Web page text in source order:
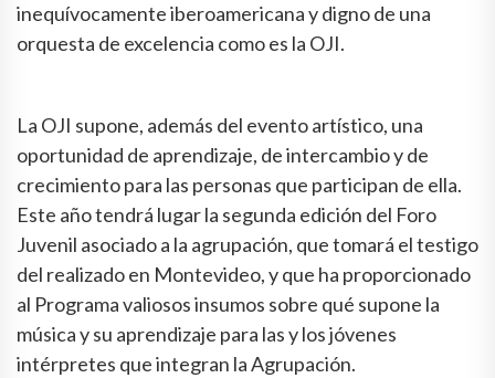
inequívocamente iberoamericana y digno de una
orquesta de excelencia como es la OJI.
La OJI supone, además del evento artístico, una
oportunidad de aprendizaje, de intercambio y de
crecimiento para las personas que participan de ella.
Este año tendrá lugar la segunda edición del Foro
Juvenil asociado a la agrupación, que tomará el testigo
del realizado en Montevideo, y que ha proporcionado
al Programa valiosos insumos sobre qué supone la
música y su aprendizaje para las y los jóvenes
intérpretes que integran la Agrupación.